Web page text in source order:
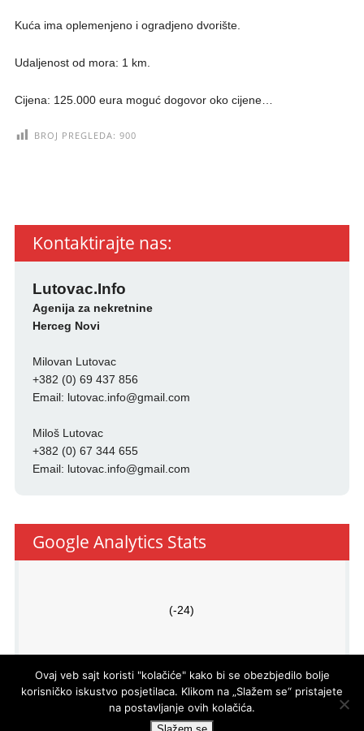
Kuća ima oplemenjeno i ogradjeno dvorište.
Udaljenost od mora: 1 km.
Cijena: 125.000 eura moguć dogovor oko cijene…
BROJ PREGLEDA: 900
Kontaktirajte nas:
Lutovac.Info
Agenija za nekretnine
Herceg Novi
Milovan Lutovac
+382 (0) 69 437 856
Email: lutovac.info@gmail.com
Miloš Lutovac
+382 (0) 67 344 655
Email: lutovac.info@gmail.com
Google Analytics Stats
(-24)
- DEVELOPED BYPRO
Ovaj veb sajt koristi "kolačiće" kako bi se obezbjedilo bolje
korisničko iskustvo posjetilaca. Klikom na „Slažem se“ pristajete
na postavljanje ovih kolačića.